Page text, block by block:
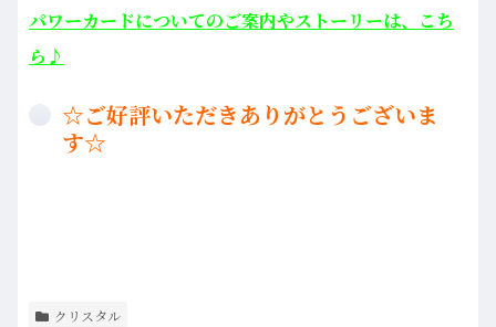
パワーカードについてのご案内やストーリーは、こち
ら♪
☆ご好評いただきありがとうございま
す☆
クリスタル